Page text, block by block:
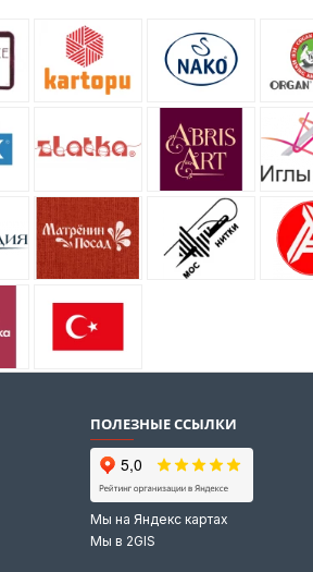
ПОЛЕЗНЫЕ ССЫЛКИ
Мы на Яндекс картах
Мы в 2GIS